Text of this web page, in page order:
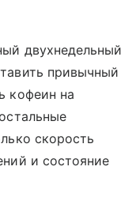
двухнедельный
привычный
кофеин на
скорость
и состояние